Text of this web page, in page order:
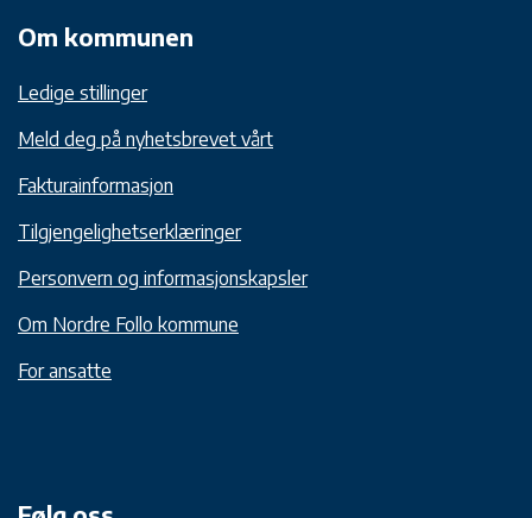
Om kommunen
Ledige stillinger
Meld deg på nyhetsbrevet vårt
Fakturainformasjon
Tilgjengelighetserklæringer
Personvern og informasjonskapsler
Om Nordre Follo kommune
For ansatte